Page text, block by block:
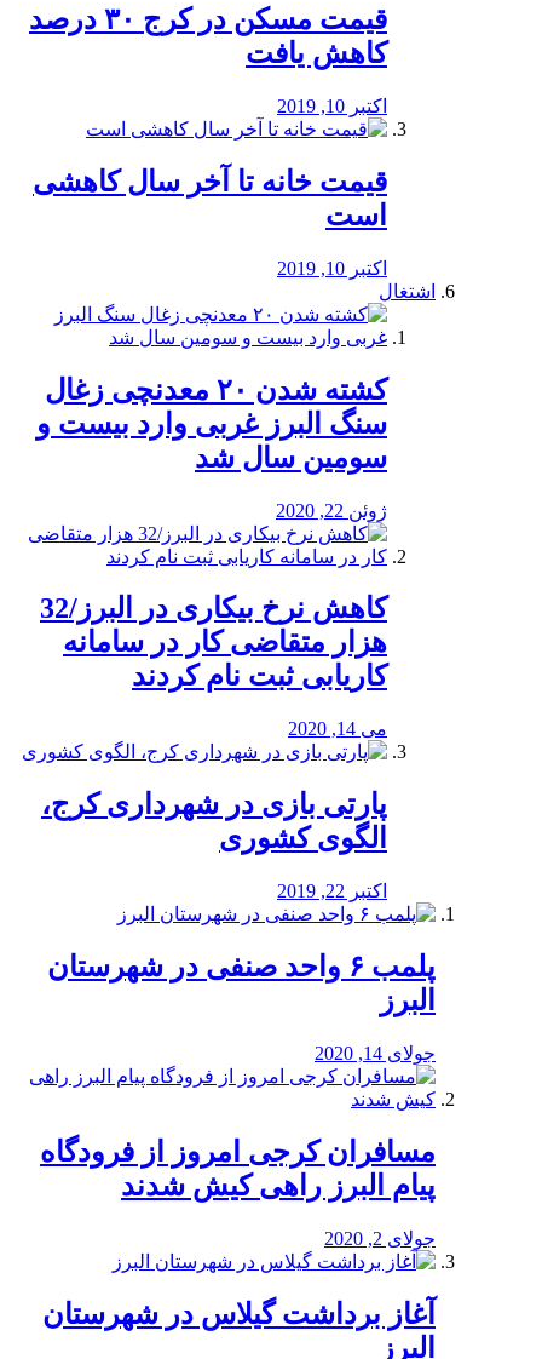
️قیمت مسکن در کرج ۳۰ درصد
کاهش یافت
اکتبر 10, 2019
قیمت خانه تا آخر سال کاهشی
است
اکتبر 10, 2019
اشتغال
کشته شدن ۲۰ معدنچی زغال
سنگ البرز غربی وارد بیست و
سومین سال شد
ژوئن 22, 2020
کاهش نرخ بیکاری در البرز/32
هزار متقاضی کار در سامانه
کاریابی ثبت نام کردند
می 14, 2020
پارتی بازی در شهرداری کرج،
الگوی کشوری
اکتبر 22, 2019
پلمب ۶ واحد صنفی در شهرستان
البرز
جولای 14, 2020
مسافران کرجی امروز از فرودگاه
پیام البرز راهی کیش شدند
جولای 2, 2020
آغاز برداشت گیلاس در شهرستان
البرز